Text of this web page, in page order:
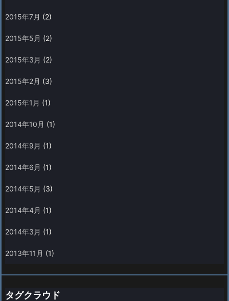
2015年7月 (2)
2015年5月 (2)
2015年3月 (2)
2015年2月 (3)
2015年1月 (1)
2014年10月 (1)
2014年9月 (1)
2014年6月 (1)
2014年5月 (3)
2014年4月 (1)
2014年3月 (1)
2013年11月 (1)
タグクラウド